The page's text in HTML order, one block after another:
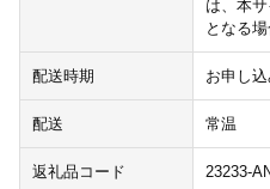
は、本
となる場
配送時期 お申し
配送 常温
返礼品コード 23233-